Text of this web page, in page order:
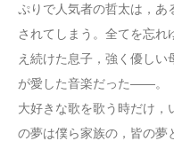
ぷりで人気者の哲太は，あ
されてしまう。全てを忘
え続けた息子，強く優し
が愛した音楽だった――。
大好きな歌を歌う時だけ，
の夢は僕ら家族の，皆の夢